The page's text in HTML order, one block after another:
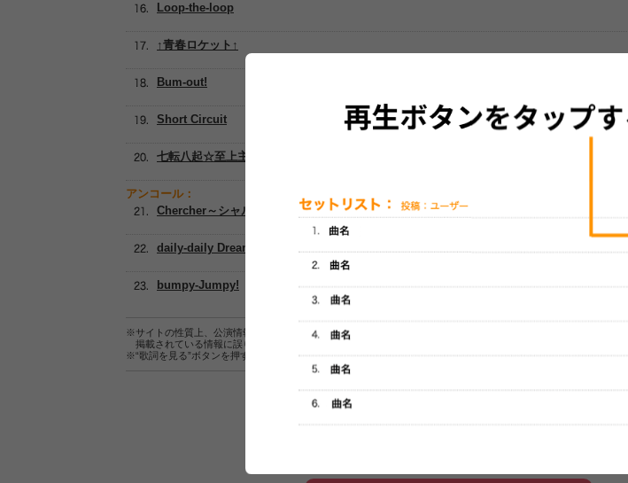
Loop-the-loop
↑青春ロケット↑
Bum-out!
Short Circuit
七転八起☆至上主義!
アンコール：
Chercher～シャルシェ～
daily-daily Dream!!
bumpy-Jumpy!
※サイトの性質上、公演情報およびセットリスト情報の正確性は保証されませんので、あらかじめご了承ください。
掲載されている情報に誤りがある場合は、
こちら
※“歌詞を見る”ボタンを押すと、株式会社ページワンが運営する歌詞サイト「
歌ネット 」へ移動します。